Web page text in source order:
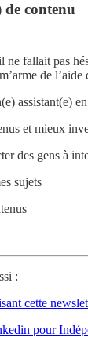
de contenu
ne fallait pas
de l’aide
assistant(e)
et mieux
des gens à
sujets
:
cette
pour